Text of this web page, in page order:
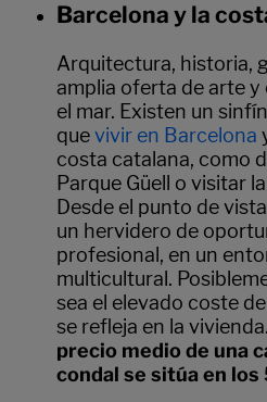
Barcelona y la
Arquitectura, historia,
amplia oferta de arte y
el mar. Existen un
quevivir en Barcelona
costa catalana, como
Parque Güell o visitar
Desde el punto de
un hervidero de
profesional, en un
multicultural.
sea el elevado coste
se refleja en la
precio medio de una
condal se sitúa en